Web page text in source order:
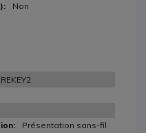
Non
Présentation sans-fil